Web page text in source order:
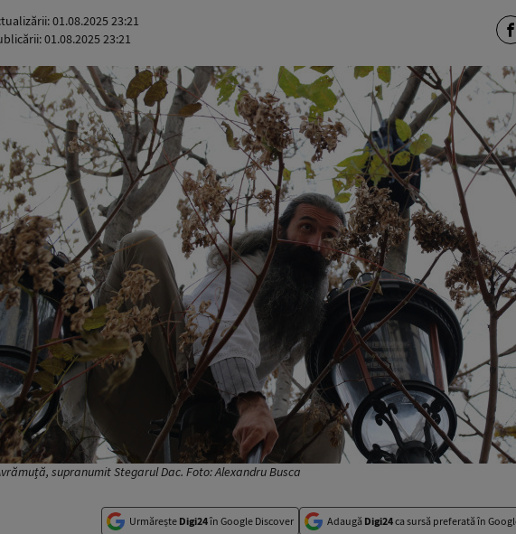
01.08.2025 23:21
01.08.2025 23:21
supranumit Stegarul Dac. Foto: Alexandru Busca
Urmărește Digi24în Google Discover Adaugă Digi24ca sursă preferată în